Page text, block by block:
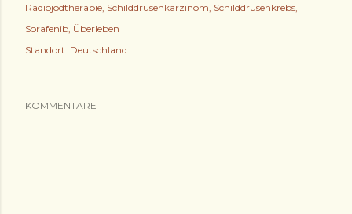
Radiojodtherapie Schilddrüsenkarzinom Schilddrüsenkrebs
Sorafenib Überleben
Standort: Deutschland
KOMMENTARE